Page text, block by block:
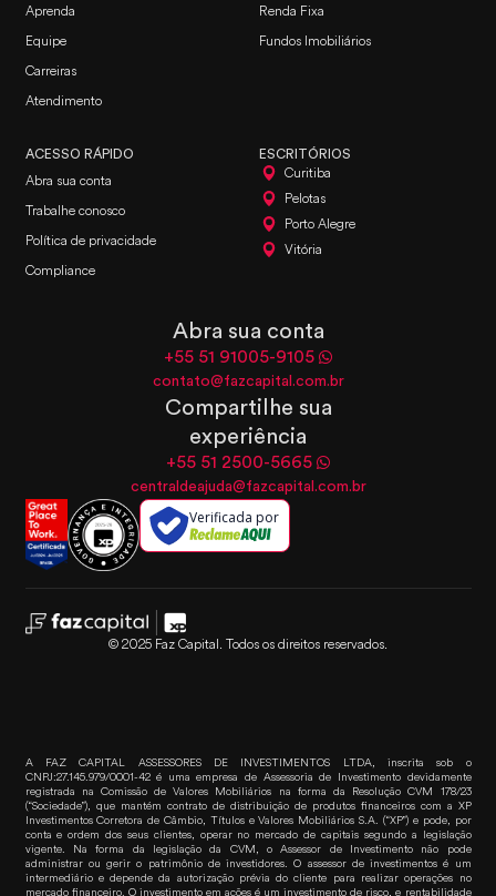
Aprenda
Equipe
Carreiras
Atendimento
Renda Fixa
Fundos Imobiliários
ACESSO RÁPIDO
Abra sua conta
Trabalhe conosco
Política de privacidade
Compliance
ESCRITÓRIOS
Curitiba
Pelotas
Porto Alegre
Vitória
Abra sua conta
+55 51 91005-9105
contato@fazcapital.com.br
Compartilhe sua
experiência
+55 51 2500-5665
centraldeajuda@fazcapital.com.br
Verificada por
© 2025 Faz Capital. Todos os direitos reservados.
A FAZ CAPITAL ASSESSORES DE INVESTIMENTOS LTDA, inscrita sob o
CNPJ:27.145.979/0001-42 é uma empresa de Assessoria de Investimento devidamente
registrada na Comissão de Valores Mobiliários na forma da Resolução CVM 178/23
(“Sociedade”), que mantém contrato de distribuição de produtos financeiros com a XP
Investimentos Corretora de Câmbio, Títulos e Valores Mobiliários S.A. (“XP”) e pode, por
conta e ordem dos seus clientes, operar no mercado de capitais segundo a legislação
vigente. Na forma da legislação da CVM, o Assessor de Investimento não pode
administrar ou gerir o patrimônio de investidores. O assessor de investimentos é um
intermediário e depende da autorização prévia do cliente para realizar operações no
mercado financeiro. O investimento em ações é um investimento de risco, e rentabilidade